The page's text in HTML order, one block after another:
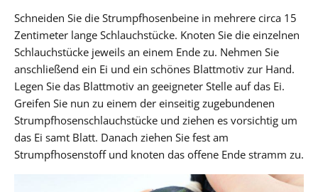
Schneiden Sie die Strumpfhosenbeine in mehrere circa 15
Zentimeter lange Schlauchstücke. Knoten Sie die einzelnen
Schlauchstücke jeweils an einem Ende zu. Nehmen Sie
anschließend ein Ei und ein schönes Blattmotiv zur Hand.
Legen Sie das Blattmotiv an geeigneter Stelle auf das Ei.
Greifen Sie nun zu einem der einseitig zugebundenen
Strumpfhosenschlauchstücke und ziehen es vorsichtig um
das Ei samt Blatt. Danach ziehen Sie fest am
Strumpfhosenstoff und knoten das offene Ende stramm zu.